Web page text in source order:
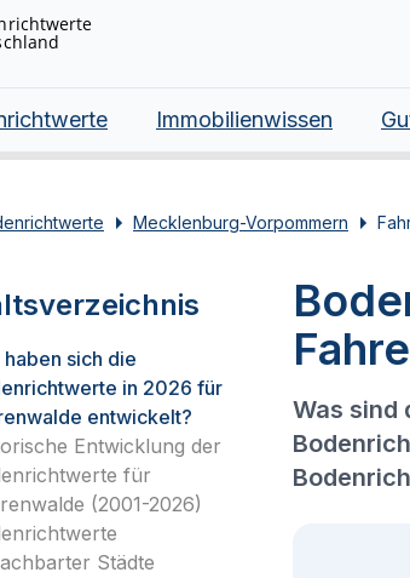
Immobilienwissen
Mecklenburg-Vorpommern
sich die
in 2026 für
entwickelt?
Entwicklung der
für
(2001-2026)
Städte
Was sind